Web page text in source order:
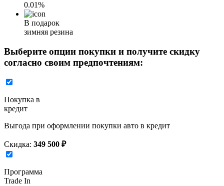
0.01%
В подарок
зимняя резина
Выберите опции покупки и получите скидку
согласно своим предпочтениям:
Покупка в
кредит
Выгода при оформлении покупки авто в кредит
Скидка: 349 500 ₽
Программа
Trade In